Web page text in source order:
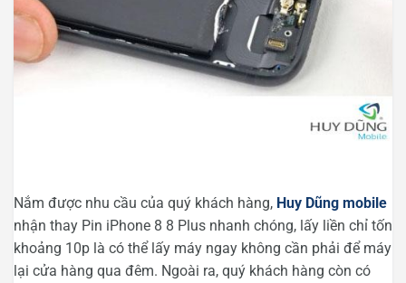
Nắm được nhu cầu của quý khách hàng, Huy Dũng mobile
nhận thay Pin iPhone 8 8 Plus nhanh chóng, lấy liền chỉ tốn
khoảng 10p là có thể lấy máy ngay không cần phải để máy
lại cửa hàng qua đêm. Ngoài ra, quý khách hàng còn có